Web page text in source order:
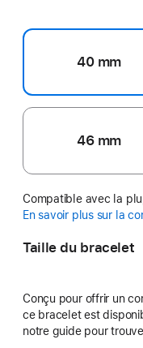
40 mm
46 mm
Compatible avec la
En savoir plus sur la
Taille du bracelet
Conçu pour offrir un
ce bracelet est
notre guide pour